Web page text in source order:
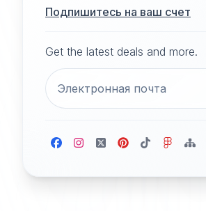
Подпишитесь на ваш счет
Get the latest deals and more.